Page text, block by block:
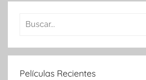
s
a
Películas Recientes